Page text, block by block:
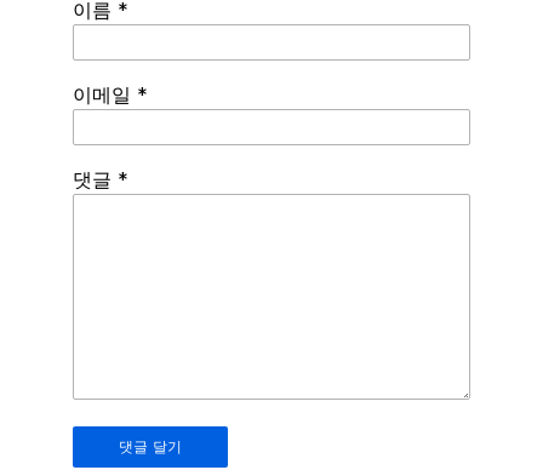
이름 *
이메일 *
Spamming
should
댓글 *